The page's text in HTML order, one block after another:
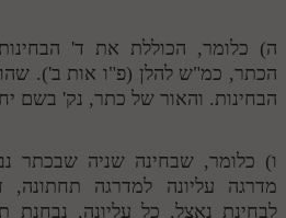
דף היומי בזוהר הקדוש
ה) כלומר, הכוללת את ד'
הכתר, כמ"ש להלן (פ"ו אות ב').
הבחינות. והאור של כתר, נק' בשם
ו) כלומר, שבחינה שניה שבכתר
מדרגה עליונה למדרגה תחתונה,
לבחינת נאצל, כל עליונה, נבחנת